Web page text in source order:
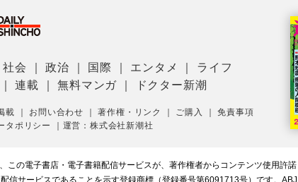
社会 ｜政治 国際 エンタメ
ライフ
｜連載 ｜無料マンガ ドクター新潮
載 ｜ お問い合わせ ｜著作権・リンク ｜ ご購入 ｜免責事項
タポリシー ｜ 運営：株式会社新潮社
この電子書店・電子書籍配信サービスが、著作権者からコンテンツ使用許諾
信サービスであることを示す登録商標（登録番号第6091713号）です。ABJ